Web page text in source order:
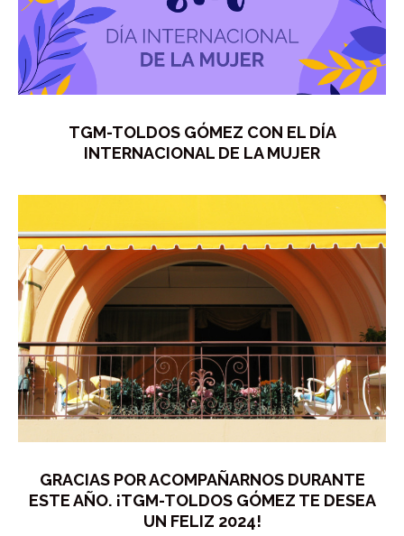
TGM-TOLDOS GÓMEZ CON EL DÍA
INTERNACIONAL DE LA MUJER
GRACIAS POR ACOMPAÑARNOS DURANTE
ESTE AÑO. ¡TGM-TOLDOS GÓMEZ TE DESEA
UN FELIZ 2024!